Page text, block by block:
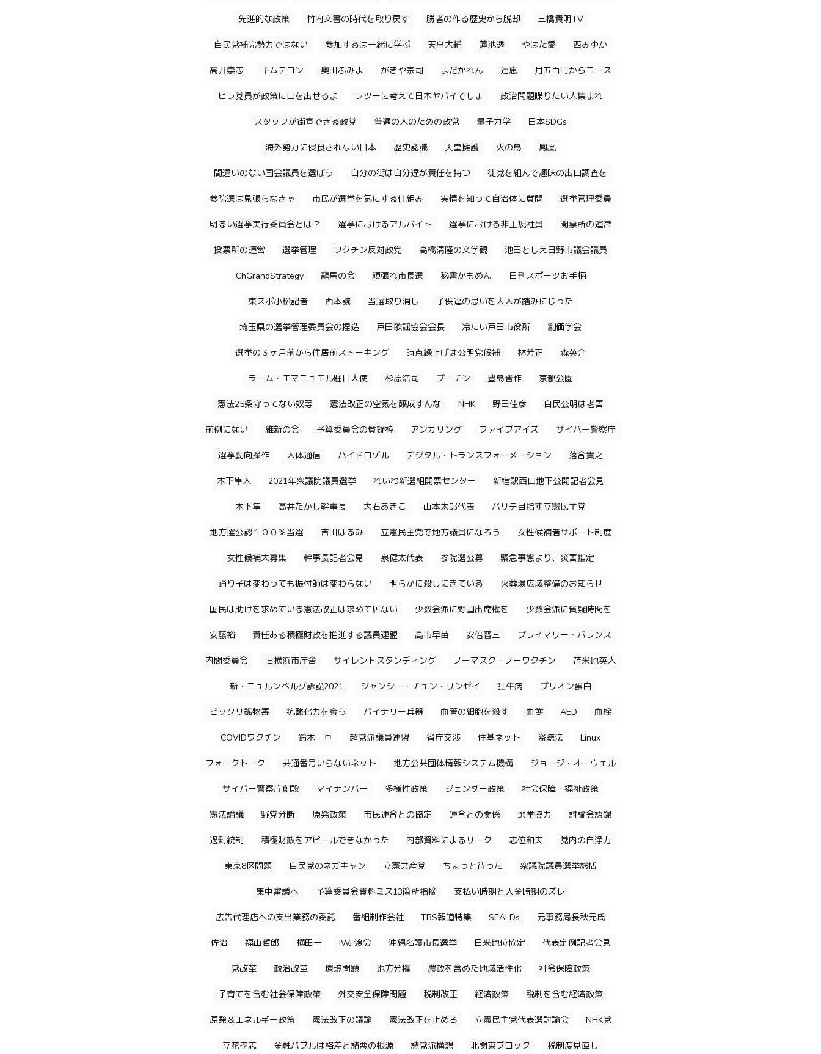
先進的な政策 竹内文書の時代を取り戻す 勝者の作る歴史から脱却 三橋貴明TV
自民党補完勢力ではない 参加するは一緒に学ぶ 天畠大輔 蓮池透 やはた愛 西みゆか
高井崇志 キムテヨン 奥田ふみよ がきや宗司 よだかれん 辻恵 月五百円からコース
ヒラ党員が政策に口を出せるよ フツーに考えて日本ヤバイでしょ 政治問題喋りたい人集まれ
スタッフが街宣できる政党 普通の人のための政党 量子力学 日本SDGs
海外勢力に侵食されない日本 歴史認識 天皇擁護 火の鳥 鳳凰
間違いのない国会議員を選ぼう 自分の街は自分達が責任を持つ 徒党を組んで趣味の出口調査を
参院選は見張らなきゃ 市民が選挙を気にする仕組み 実情を知って自治体に質問 選挙管理委員
明るい選挙実行委員会とは？ 選挙におけるアルバイト 選挙における非正規社員 開票所の運営
投票所の運営 選挙管理 ワクチン反対政党 高橋清隆の文学観 池田としえ日野市議会議員
ChGrandStrategy 龍馬の会 頑張れ市長選 秘書かもめん 日刊スポーツお手柄
東スポ小松記者 西本誠 当選取り消し 子供達の思いを大人が踏みにじった
埼玉県の選挙管理委員会の捏造 戸田歌謡協会会長 冷たい戸田市役所 創価学会
選挙の３ヶ月前から住居前ストーキング 時点繰上げは公明党候補 林芳正 森英介
ラーム・エマニュエル駐日大使 杉原浩司 プーチン 豊島晋作 京都公園
憲法25条守ってない奴等 憲法改正の空気を醸成すんな NHK 野田佳彦 自民公明は老害
前例にない 維新の会 予算委員会の質疑枠 アンカリング ファイブアイズ サイバー警察庁
選挙動向操作 人体通信 ハイドロゲル デジタル・トランスフォーメーション 落合貴之
木下隼人 2021年衆議院議員選挙 れいわ新選組開票センター 新宿駅西口地下公開記者会見
木下隼 高井たかし幹事長 大石あきこ 山本太郎代表 パリテ目指す立憲民主党
地方選公認１００％当選 吉田はるみ 立憲民主党で地方議員になろう 女性候補者サポート制度
女性候補大募集 幹事長記者会見 泉健太代表 参院選公募 緊急事態より、災害指定
踊り子は変わっても振付師は変わらない 明らかに殺しにきている 火葬場広域整備のお知らせ
国民は助けを求めている憲法改正は求めて居ない 少数会派に野国出席権を 少数会派に質疑時間を
安藤裕 責任ある積極財政を推進する議員連盟 高市早苗 安倍晋三 プライマリー・バランス
内閣委員会 旧横浜市庁舎 サイレントスタンディング ノーマスク・ノーワクチン 苫米地英人
新・ニュルンベルグ訴訟2021 ジャンシー・チュン・リンゼイ 狂牛病 プリオン蛋白
ビックリ鉱物毒 抗酸化力を奪う バイナリー兵器 血管の細胞を殺す 血餅 AED 血栓
COVIDワクチン 鈴木 亘 超党派議員連盟 省庁交渉 住基ネット 盗聴法 Linux
フォークトーク 共通番号いらないネット 地方公共団体情報システム機構 ジョージ・オーウェル
サイバー警察庁創設 マイナンバー 多様性政策 ジェンダー政策 社会保障・福祉政策
憲法論議 野党分断 原発政策 市民連合との協定 連合との関係 選挙協力 討論会語録
過剰統制 積極財政をアピールできなかった 内部資料によるリーク 志位和夫 党内の自浄力
東京8区問題 自民党のネガキャン 立憲共産党 ちょっと待った 衆議院議員選挙総括
集中審議へ 予算委員会資料ミス13箇所指摘 支払い時期と入金時期のズレ
広告代理店への支出業務の委託 番組制作会社 TBS報道特集 SEALDs 元事務局長秋元氏
佐治 福山哲郎 横田一 IWJ 渡会 沖縄名護市長選挙 日米地位協定 代表定例記者会見
党改革 政治改革 環境問題 地方分権 農政を含めた地域活性化 社会保障政策
子育てを含む社会保障政策 外交安全保障問題 税制改正 経済政策 税制を含む経済政策
原発＆エネルギー政策 憲法改正の議論 憲法改正を止めろ 立憲民主党代表選討論会 NHK党
立花孝志 金融バブルは格差と諸悪の根源 諸党派構想 北関東ブロック 税制度見直し